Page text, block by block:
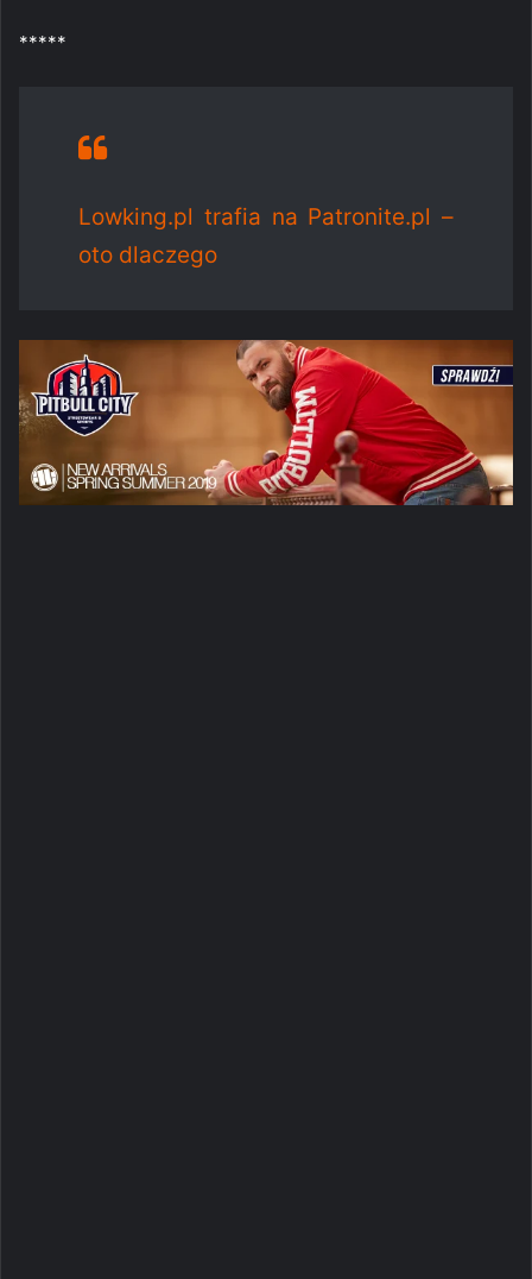
*****
Lowking.pl trafia na Patronite.pl –
oto dlaczego